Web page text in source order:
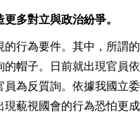
多對立與政治紛爭。
行為要件。其中，所謂
帽子。日前就出現官員
為反質詢。依據我國立
藐視國會的行為恐怕更